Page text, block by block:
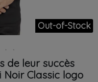
Out-of-Stock
de leur succès
Noir Classic logo